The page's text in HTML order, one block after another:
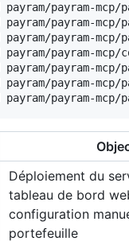
payram-mcp/
payram-mcp/
payram-mcp/
payram-mcp/
payram-mcp/
payram-
Déploiement du
tableau de bord
configuration
portefeuille